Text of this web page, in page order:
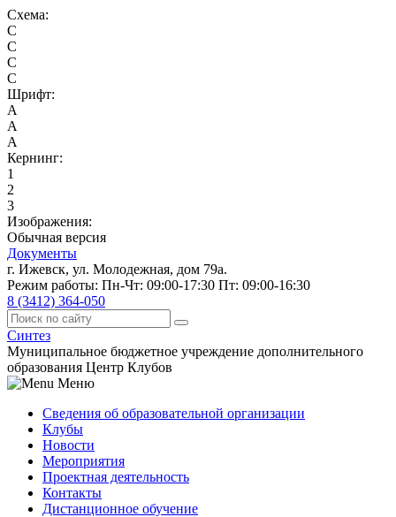
Схема:
C
C
C
C
Шрифт:
A
A
A
Кернинг:
1
2
3
Изображения:
Обычная версия
Документы
г. Ижевск, ул. Молодежная, дом 79а.
Режим работы: Пн-Чт: 09:00-17:30 Пт: 09:00-16:30
8 (3412) 364-050
Синтез
Муниципальное бюджетное учреждение дополнительного
образования Центр Клубов
Меню
Сведения об образовательной организации
Клубы
Новости
Мероприятия
Проектная деятельность
Контакты
Дистанционное обучение